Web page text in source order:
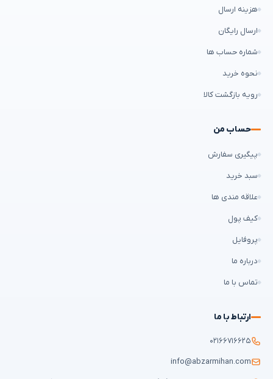
هزینه ارسال
ارسال رایگان
شماره حساب ها
نحوه خرید
رویه بازگشت کالا
حساب من
پیگیری سفارش
سبد خرید
علاقه مندی ها
کیف پول
پروفایل
درباره ما
تماس با ما
ارتباط با ما
۰۲۱۶۶۷۱۶۶۲۵
info@abzarmihan.com